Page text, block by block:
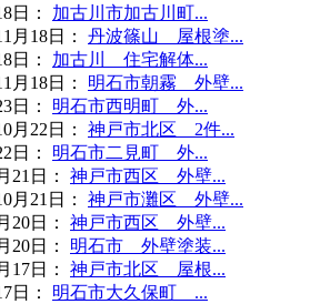
日 ：
加古川市加古川町...
月18日 ：
丹波篠山 屋根塗...
日 ：
加古川 住宅解体...
月18日 ：
明石市朝霧 外壁...
日 ：
明石市西明町 外...
月22日 ：
神戸市北区 2件...
日 ：
明石市二見町 外...
21日 ：
神戸市西区 外壁...
月21日 ：
神戸市灘区 外壁...
20日 ：
神戸市西区 外壁...
20日 ：
明石市 外壁塗装...
17日 ：
神戸市北区 屋根...
日 ：
明石市大久保町 ...